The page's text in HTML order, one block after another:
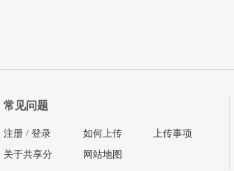
常见问题
注册 / 登录
关于共享分
如何上传
网站地图
上传事项